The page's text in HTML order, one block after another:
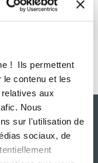
! Ils permettent
le contenu et les
aux
Nous
sur l'utilisation de
sociaux, de